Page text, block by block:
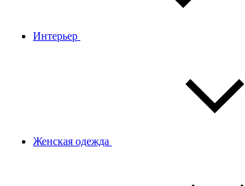
Интерьер
Женская одежда